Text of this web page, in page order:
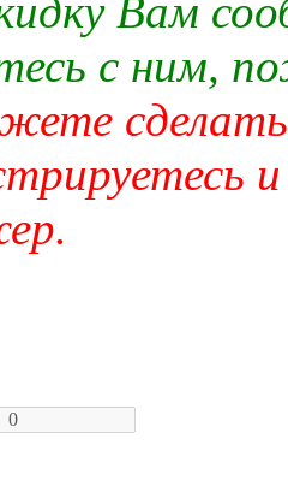
Вам
с ним,
сделать